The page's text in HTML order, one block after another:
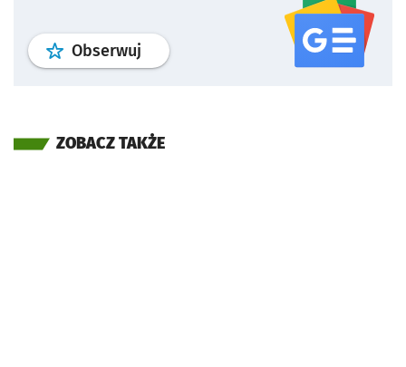
Obserwuj profil serwisu
ZOBACZ TAKŻE